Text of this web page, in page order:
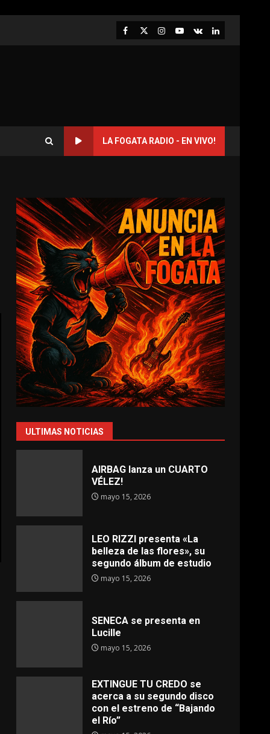
Facebook
TwitterInstagram
Youtube
VK LinkedIn
LA FOGATA RADIO - EN VIVO!
ULTIMAS NOTICIAS
AIRBAG lanza un CUARTO
VÉLEZ!
mayo 15, 2026
LEO RIZZI presenta «La
belleza de las flores», su
segundo álbum de estudio
mayo 15, 2026
SENECA se presenta en
Lucille
mayo 15, 2026
EXTINGUE TU CREDO se
acerca a su segundo disco
con el estreno de “Bajando
el Río”